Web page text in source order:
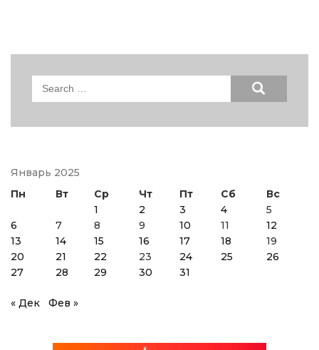
Search
Январь 2025
Пн
Вт Ср Чт Пт Сб
Вс
1
2 3 4
5
6
7 8 9 10 11
12
13
14 15 16 17 18
19
20
21 22 23 24 25
26
27
28 29 30 31
« Дек Фев »